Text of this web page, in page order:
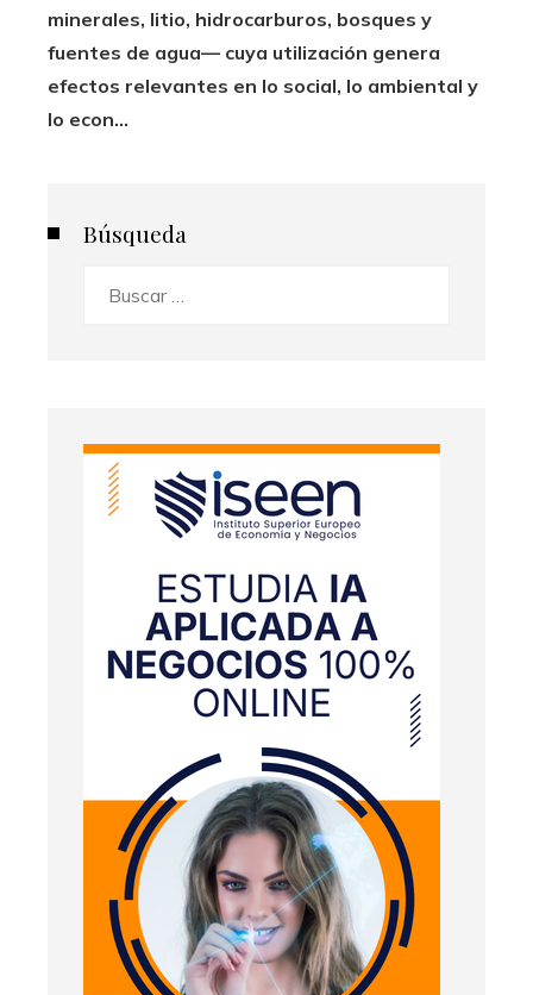
minerales, litio, hidrocarburos, bosques y
fuentes de agua— cuya utilización genera
efectos relevantes en lo social, lo ambiental y
lo econ...
Búsqueda